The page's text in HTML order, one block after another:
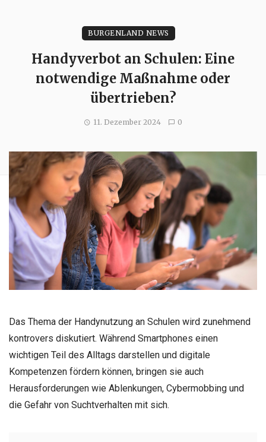
BURGENLAND NEWS
Handyverbot an Schulen: Eine
notwendige Maßnahme oder
übertrieben?
11. Dezember 2024 0
Das Thema der Handynutzung an Schulen wird zunehmend
kontrovers diskutiert. Während Smartphones einen
wichtigen Teil des Alltags darstellen und digitale
Kompetenzen fördern können, bringen sie auch
Herausforderungen wie Ablenkungen, Cybermobbing und
die Gefahr von Suchtverhalten mit sich.